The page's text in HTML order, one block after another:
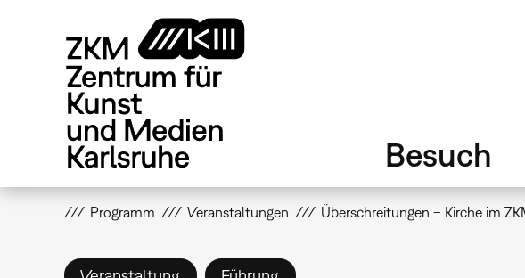
Besuch
Programm Veranstaltungen Überschreitungen – Kirche im